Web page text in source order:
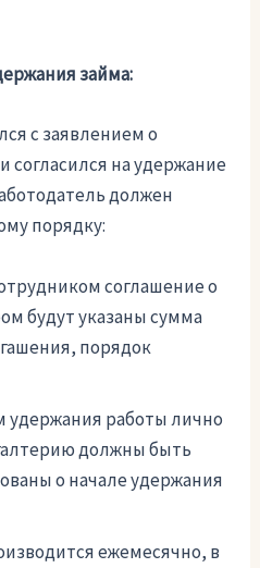
займа:
с заявлением о
согласился на удержание
должен
порядку:
соглашение о
будут указаны сумма
порядок
удержания работы лично
должны быть
о начале удержания
ежемесячно, в